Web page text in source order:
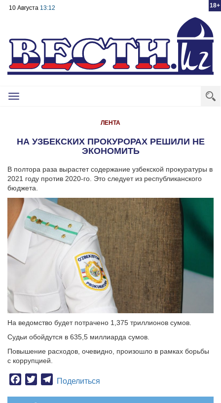
18+
10 Августа 13:12
Toggle
ЛЕНТА
НА УЗБЕКСКИХ ПРОКУРОРАХ РЕШИЛИ НЕ
ЭКОНОМИТЬ
В полтора раза вырастет содержание узбекской прокуратуры в
2021 году против 2020-го. Это следует из республиканского
бюджета.
На ведомство будет потрачено 1,375 триллионов сумов.
Судьи обойдутся в 635,5 миллиарда сумов.
Повышение расходов, очевидно, произошло в рамках борьбы
с коррупцией.
Facebook
TwitterTelegram
Поделиться